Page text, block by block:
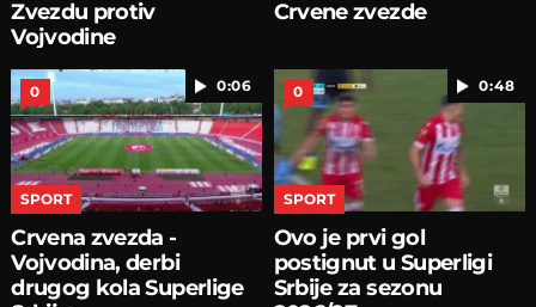
Zvezdu protiv
Vojvodine
Crvene zvezde
0:06
0
SPORT
Crvena zvezda -
Vojvodina, derbi
drugog kola Superlige
0:48
0
SPORT
Ovo je prvi gol
postignut u Superligi
Srbije za sezonu